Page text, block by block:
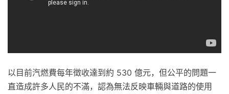
以目前汽燃費每年徵收達到約 530 億元，但公平的問題一
直造成許多人民的不滿，認為無法反映車輛與道路的使用